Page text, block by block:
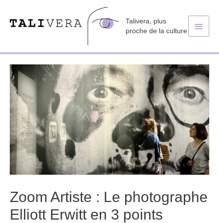
Talivera, plus
proche de la culture
Menu
Zoom Artiste : Le photographe
Elliott Erwitt en 3 points